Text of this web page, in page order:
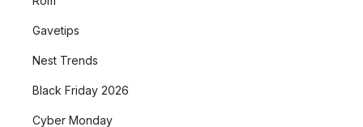
Gavetips
Nest Trends
Black Friday 2026
Cyber Monday